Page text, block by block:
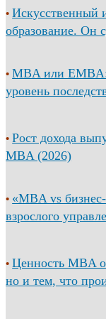
• Искусственный
образование. Он
• MBA или
уровень
• Рост дохода
MBA (2026)
• «MBA vs
взрослого
• Ценность MBA
но и тем, что